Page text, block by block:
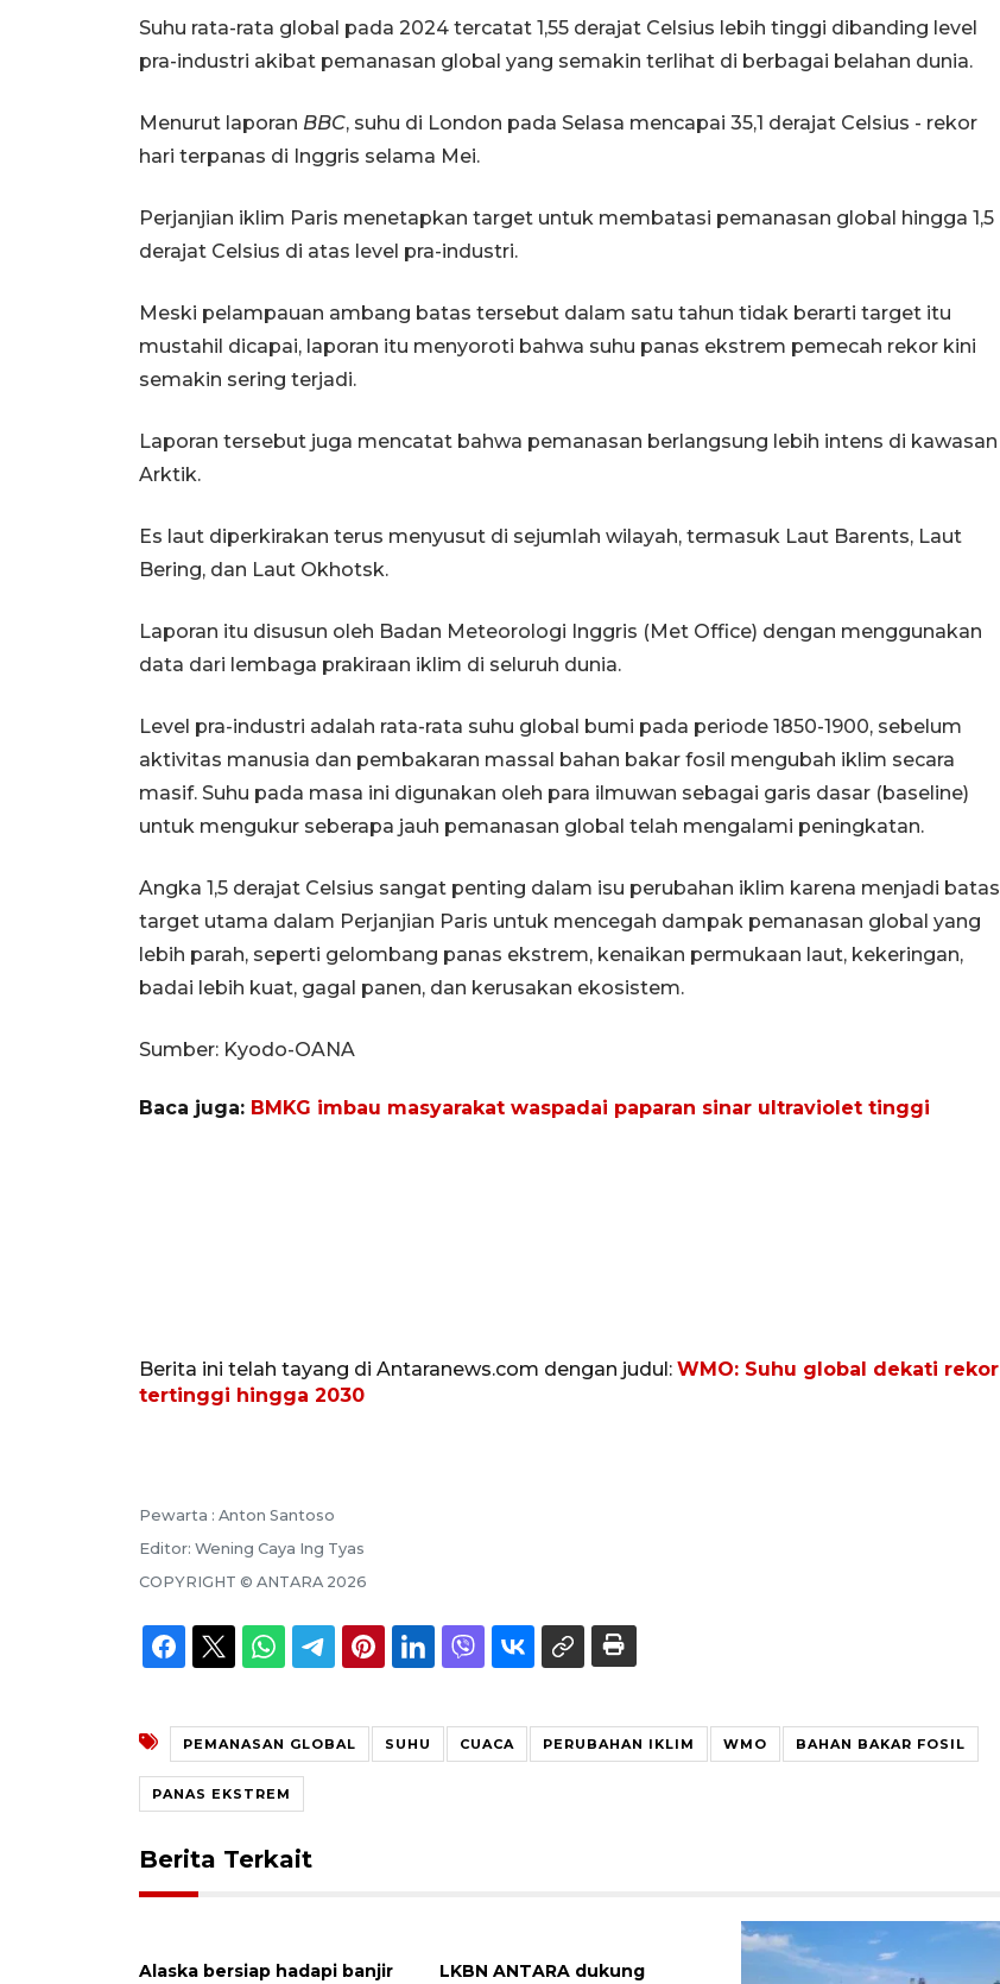
Suhu rata-rata global pada 2024 tercatat 1,55 derajat Celsius lebih tinggi dibanding level
pra-industri akibat pemanasan global yang semakin terlihat di berbagai belahan dunia.
Menurut laporan BBC, suhu di London pada Selasa mencapai 35,1 derajat Celsius - rekor
hari terpanas di Inggris selama Mei.
Perjanjian iklim Paris menetapkan target untuk membatasi pemanasan global hingga 1,5
derajat Celsius di atas level pra-industri.
Meski pelampauan ambang batas tersebut dalam satu tahun tidak berarti target itu
mustahil dicapai, laporan itu menyoroti bahwa suhu panas ekstrem pemecah rekor kini
semakin sering terjadi.
Laporan tersebut juga mencatat bahwa pemanasan berlangsung lebih intens di kawasan
Arktik.
Es laut diperkirakan terus menyusut di sejumlah wilayah, termasuk Laut Barents, Laut
Bering, dan Laut Okhotsk.
Laporan itu disusun oleh Badan Meteorologi Inggris (Met Office) dengan menggunakan
data dari lembaga prakiraan iklim di seluruh dunia.
Level pra-industri adalah rata-rata suhu global bumi pada periode 1850-1900, sebelum
aktivitas manusia dan pembakaran massal bahan bakar fosil mengubah iklim secara
masif. Suhu pada masa ini digunakan oleh para ilmuwan sebagai garis dasar (baseline)
untuk mengukur seberapa jauh pemanasan global telah mengalami peningkatan.
Angka 1,5 derajat Celsius sangat penting dalam isu perubahan iklim karena menjadi batas
target utama dalam Perjanjian Paris untuk mencegah dampak pemanasan global yang
lebih parah, seperti gelombang panas ekstrem, kenaikan permukaan laut, kekeringan,
badai lebih kuat, gagal panen, dan kerusakan ekosistem.
Sumber: Kyodo-OANA
Baca juga: BMKG imbau masyarakat waspadai paparan sinar ultraviolet tinggi
Berita ini telah tayang di Antaranews.com dengan judul: WMO: Suhu global dekati rekor
tertinggi hingga 2030
Pewarta : Anton Santoso
Editor: Wening Caya Ing Tyas
COPYRIGHT © ANTARA 2026
PEMANASAN GLOBAL SUHU CUACA PERUBAHAN IKLIM WMO BAHAN BAKAR FOSIL
PANAS EKSTREM
Berita Terkait
LKBN ANTARA dukung
03 August 2026 13:03 WIB